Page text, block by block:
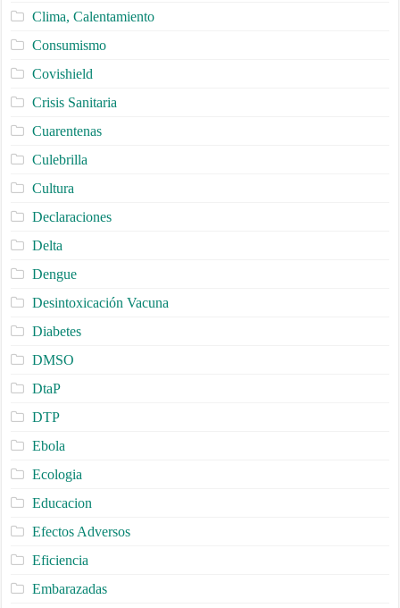
Clima, Calentamiento
Consumismo
Covishield
Crisis Sanitaria
Cuarentenas
Culebrilla
Cultura
Declaraciones
Delta
Dengue
Desintoxicación Vacuna
Diabetes
DMSO
DtaP
DTP
Ebola
Ecologia
Educacion
Efectos Adversos
Eficiencia
Embarazadas